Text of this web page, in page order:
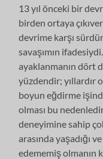
13 yıl önceki bir
birden ortaya
devrime karşı
savaşımın
ayaklanmanın dört
yüzdendir; yıllardır
boyun eğdirme
olması bu
deneyimine sahip
arasında yaşadığı
edememiş olmanın